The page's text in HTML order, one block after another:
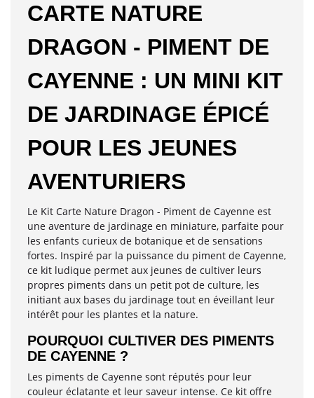
CARTE NATURE
DRAGON - PIMENT DE
CAYENNE : UN MINI KIT
DE JARDINAGE ÉPICÉ
POUR LES JEUNES
AVENTURIERS
Le Kit Carte Nature Dragon - Piment de Cayenne est
une aventure de jardinage en miniature, parfaite pour
les enfants curieux de botanique et de sensations
fortes. Inspiré par la puissance du piment de Cayenne,
ce kit ludique permet aux jeunes de cultiver leurs
propres piments dans un petit pot de culture, les
initiant aux bases du jardinage tout en éveillant leur
intérêt pour les plantes et la nature.
POURQUOI CULTIVER DES PIMENTS
DE CAYENNE ?
Les piments de Cayenne sont réputés pour leur
couleur éclatante et leur saveur intense. Ce kit offre